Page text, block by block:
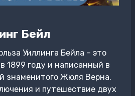
Бейл
Уиллинга Бейла – это
1899 году и написанный в
знаменитого Жюля Верна.
и путешествие двух